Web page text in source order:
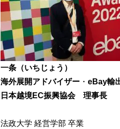
一条（いちじょう）
海外展開アドバイザー ・eBay輸
日本越境EC振興協会 理事長
法政大学 経営学部 卒業